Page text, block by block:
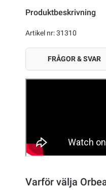
Produktbeskrivning
Artikel nr: 31310
FRÅGOR & SVAR
Varför välja